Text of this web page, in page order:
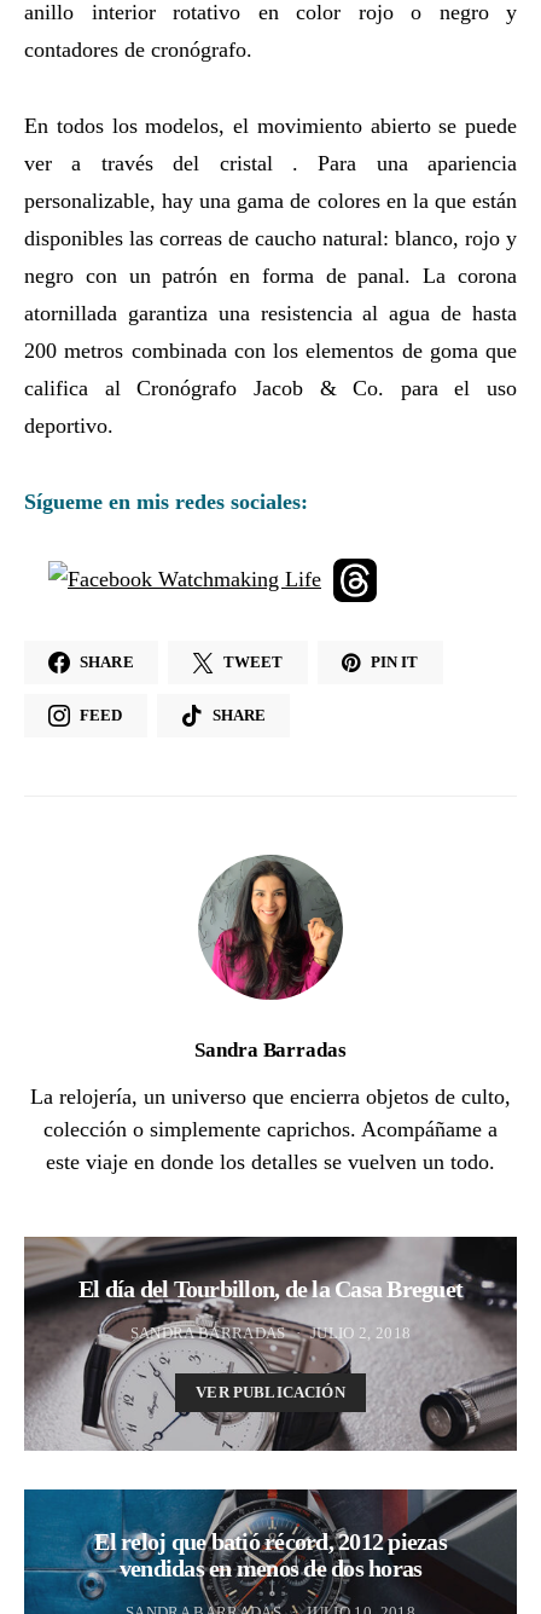
anillo interior rotativo en color rojo o negro y
contadores de cronógrafo.
En todos los modelos, el movimiento abierto se puede
ver a través del cristal . Para una apariencia
personalizable, hay una gama de colores en la que están
disponibles las correas de caucho natural: blanco, rojo y
negro con un patrón en forma de panal. La corona
atornillada garantiza una resistencia al agua de hasta
200 metros combinada con los elementos de goma que
califica al Cronógrafo Jacob & Co. para el uso
deportivo.
Sígueme en mis redes sociales:
SHARE TWEET PIN IT
FEED SHARE
Sandra Barradas
La relojería, un universo que encierra objetos de culto,
colección o simplemente caprichos. Acompáñame a
este viaje en donde los detalles se vuelven un todo.
El día del Tourbillon, de la Casa Breguet
SANDRA BARRADAS JULIO 2, 2018
VER PUBLICACIÓN
El reloj que batió récord, 2012 piezas
vendidas en menos de dos horas